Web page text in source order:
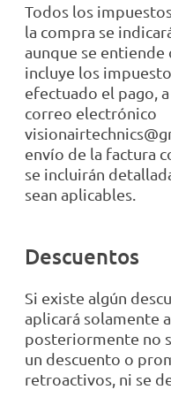
Todos los
la compra se
aunque se
incluye los
efectuado el pago,
correo electrónico
envío de la factura
se incluirán
sean aplicables.
Descuentos
Si existe algún
aplicará solamente
posteriormente no
un descuento o
retroactivos, ni se